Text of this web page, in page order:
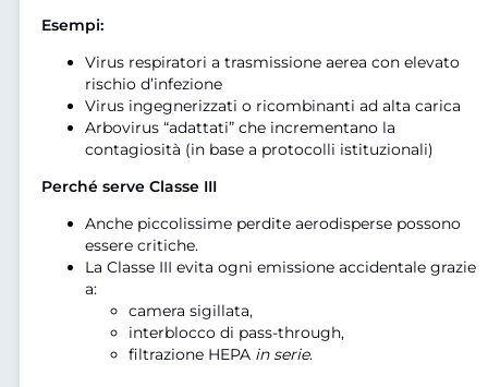
Esempi:
Virus respiratori a trasmissione aerea con elevato
rischio d’infezione
Virus ingegnerizzati o ricombinanti ad alta carica
Arbovirus “adattati” che incrementano la
contagiosità (in base a protocolli istituzionali)
Perché serve Classe III
Anche piccolissime perdite aerodisperse possono
essere critiche.
La Classe III evita ogni emissione accidentale grazie
a:
camera sigillata,
interblocco di pass-through,
filtrazione HEPA in serie.